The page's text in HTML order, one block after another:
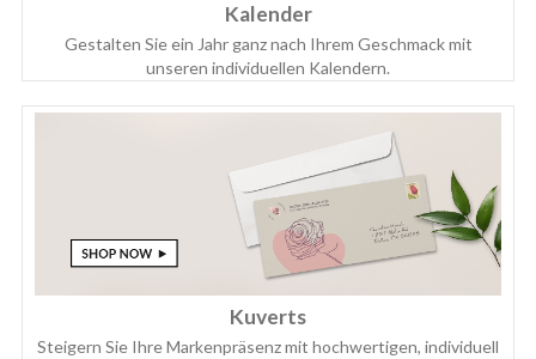
Kalender
Gestalten Sie ein Jahr ganz nach Ihrem Geschmack mit
unseren individuellen Kalendern.
Kuverts
Steigern Sie Ihre Markenpräsenz mit hochwertigen, individuell